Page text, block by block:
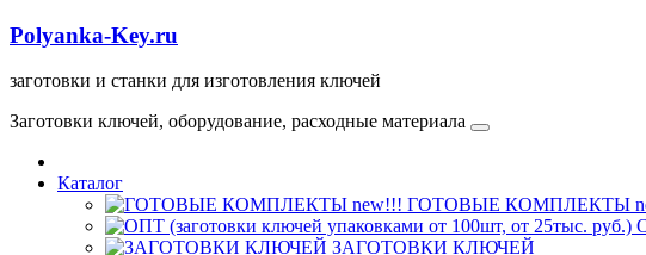
Polyanka-Key.ru
заготовки и станки для изготовления ключей
Заготовки ключей, оборудование, расходные материала
Каталог
ГОТОВЫЕ КОМПЛЕКТЫ
ЗАГОТОВКИ КЛЮЧЕЙ